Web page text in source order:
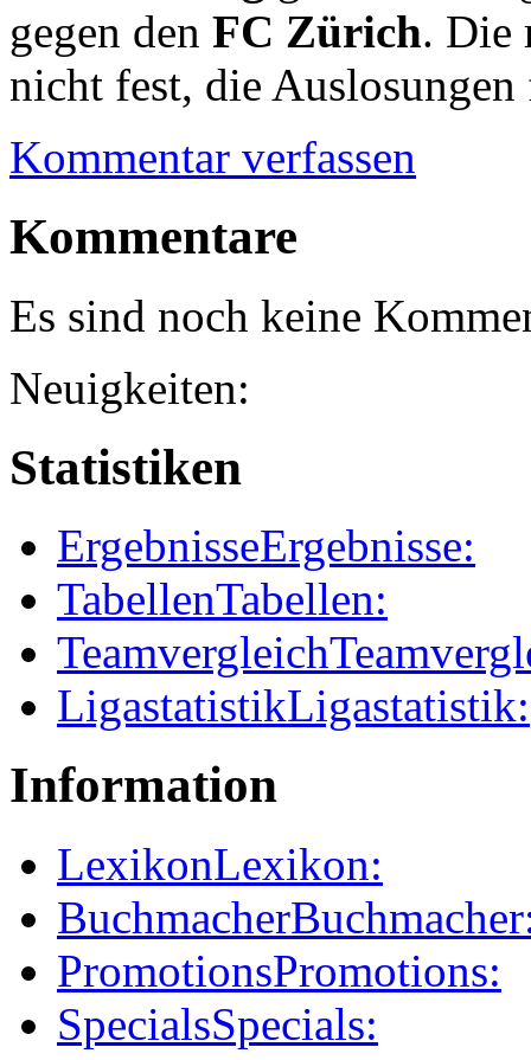
gegen den FC Zürich. Die
nicht fest, die Auslosungen
Kommentar verfassen
Kommentare
Es sind noch keine
Neuigkeiten:
Statistiken
ErgebnisseErgebnisse:
TabellenTabellen:
Teamvergleich
LigastatistikLigastatistik:
Information
LexikonLexikon:
Buchmacher
PromotionsPromotions:
SpecialsSpecials: